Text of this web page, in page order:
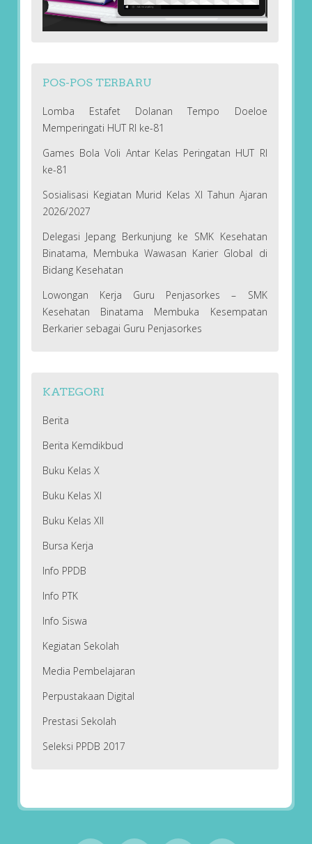
POS-POS TERBARU
Lomba Estafet Dolanan Tempo Doeloe
Memperingati HUT RI ke-81
Games Bola Voli Antar Kelas Peringatan HUT RI
ke-81
Sosialisasi Kegiatan Murid Kelas XI Tahun Ajaran
2026/2027
Delegasi Jepang Berkunjung ke SMK Kesehatan
Binatama, Membuka Wawasan Karier Global di
Bidang Kesehatan
Lowongan Kerja Guru Penjasorkes – SMK
Kesehatan Binatama Membuka Kesempatan
Berkarier sebagai Guru Penjasorkes
KATEGORI
Berita
Berita Kemdikbud
Buku Kelas X
Buku Kelas XI
Buku Kelas XII
Bursa Kerja
Info PPDB
Info PTK
Info Siswa
Kegiatan Sekolah
Media Pembelajaran
Perpustakaan Digital
Prestasi Sekolah
Seleksi PPDB 2017